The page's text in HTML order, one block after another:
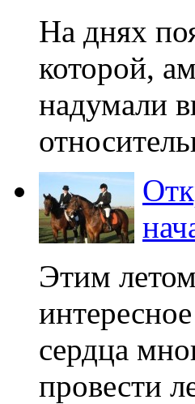
На днях
которой,
надумали
Этим
сердца
провести